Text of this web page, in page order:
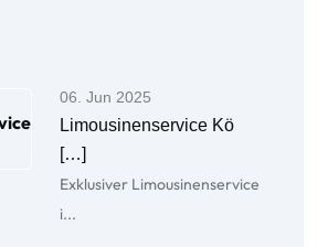
06. Jun 2025
Limousinenservice Kö
[…]
Exklusiver Limousinenservice
i...